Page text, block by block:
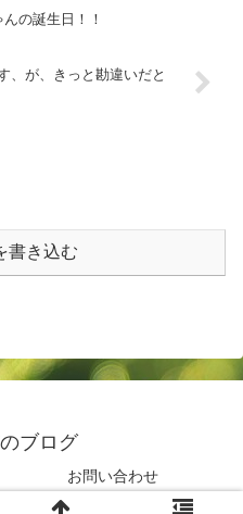
の誕生日！！
、が、きっと勘違いだと
書き込む
ブログ
お問い合わせ